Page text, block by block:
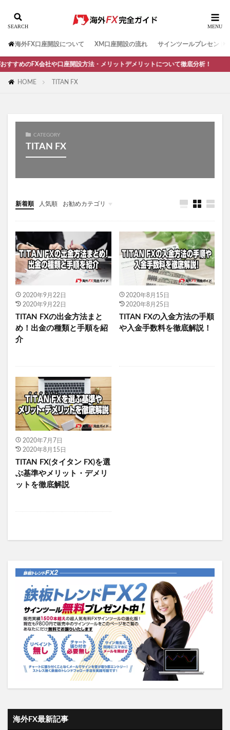
海外FX口座開設について XM口座開設の流れ サインツールプレセント
会社や口座開設方法・メリットデメリットについて徹底分析！
HOME TITAN FX
CATEGORY
TITAN FX
新着順 人気順 お勧めカテゴリ
未分類
2020年9月22日
2020年9月22日
TITAN FXの出金方法まと
め！出金の種類と手順を紹
介
2020年8月15日
2020年8月25日
TITAN FXの入金方法の手順
や入金手数料を徹底解説！
2020年7月7日
2020年8月15日
TITAN FX(タイタン FX)を選
ぶ基準やメリット・デメリ
ットを徹底解説
海外FX最新記事